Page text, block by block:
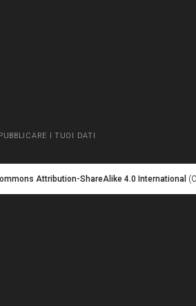
I TUOI DATI
Attribution-ShareAlike 4.0 International